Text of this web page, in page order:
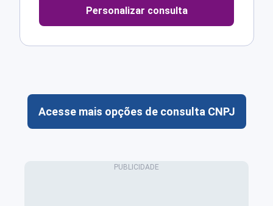
Personalizar consulta
Acesse mais opções de consulta CNPJ